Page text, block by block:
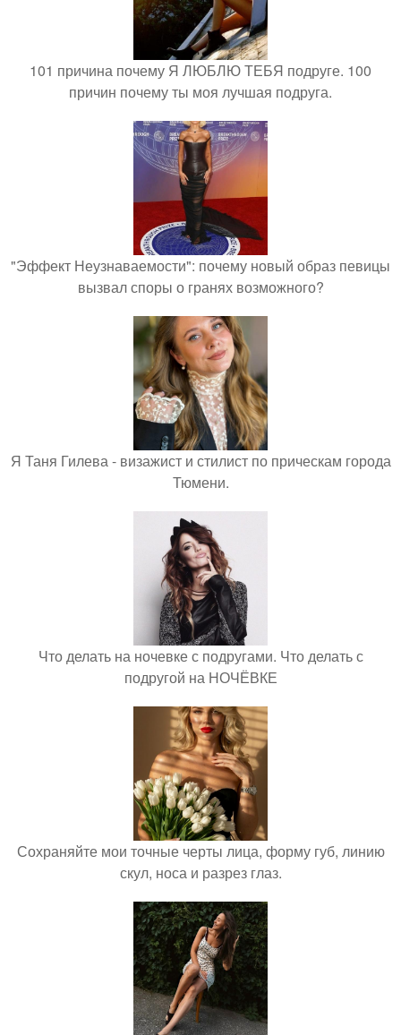
101 причина почему Я ЛЮБЛЮ ТЕБЯ подруге. 100
причин почему ты моя лучшая подруга.
"Эффект Неузнаваемости": почему новый образ певицы
вызвал споры о гранях возможного?
Я Таня Гилева - визажист и стилист по прическам города
Тюмени.
Что делать на ночевке с подругами. Что делать с
подругой на НОЧЁВКЕ
Сохраняйте мои точные черты лица, форму губ, линию
скул, носа и разрез глаз.